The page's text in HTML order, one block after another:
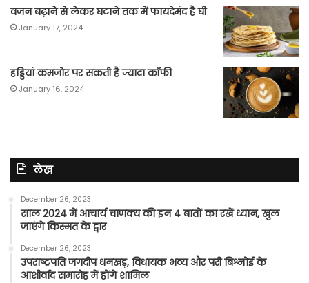
वजन बढ़ाने से लेकर घटाने तक में फायदेमंद है घी
January 17, 2024
हड्डियां कमजोर पर सकती है ज्यादा कॉफी
January 16, 2024
लेख
December 26, 2023
साल 2024 में आचार्य चाणक्य की इन 4 बातों का रखें ध्यान, खुल
जाएंगे किस्मत के द्वार
December 26, 2023
उपराष्ट्रपति जगदीप धनखड़, विधायक भव्य और परी बिश्नोई के
आशीर्वाद समारोह में होंगे शामिल